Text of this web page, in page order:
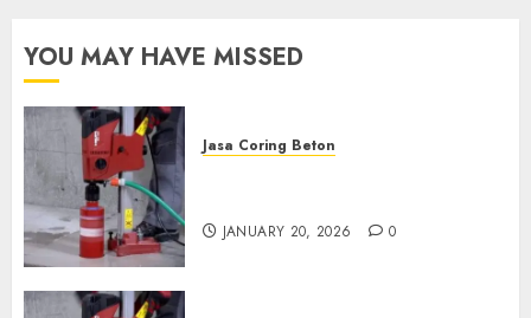
YOU MAY HAVE MISSED
Jasa Coring Beton
JANUARY 20, 2026 0